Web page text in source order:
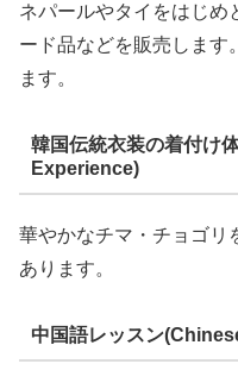
ネパールやタイをはじめ
ード品などを販売します
ます。
韓国伝統衣装の着付け
Experience)
華やかなチマ・チョゴリ
あります。
中国語レッスン